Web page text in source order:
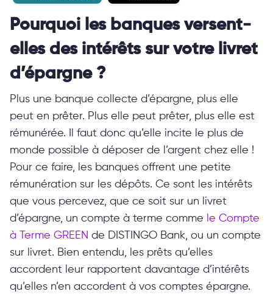
Pourquoi les banques versent-
elles des intérêts sur votre livret
d’épargne ?
Plus une banque collecte d’épargne, plus elle
peut en prêter. Plus elle peut prêter, plus elle est
rémunérée. Il faut donc qu’elle incite le plus de
monde possible à déposer de l’argent chez elle !
Pour ce faire, les banques offrent une petite
rémunération sur les dépôts. Ce sont les intérêts
que vous percevez, que ce soit sur un livret
d’épargne, un compte à terme comme le Compte
à Terme GREEN de DISTINGO Bank, ou un compte
sur livret. Bien entendu, les prêts qu’elles
accordent leur rapportent davantage d’intérêts
qu’elles n’en accordent à vos comptes épargne.